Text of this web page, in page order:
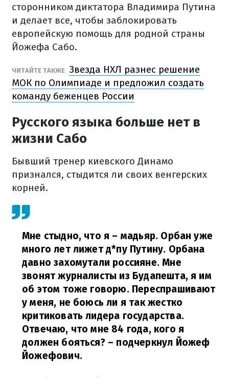
сторонником диктатора Владимира Путина
и делает все, чтобы заблокировать
европейскую помощь для родной страны
Йожефа Сабо.
ЧИТАЙТЕ ТАКЖЕ Звезда НХЛ разнес решение
МОК по Олимпиаде и предложил создать
команду беженцев России
Русского языка больше нет в
жизни Сабо
Бывший тренер киевского Динамо
признался, стыдится ли своих венгерских
корней.
Мне стыдно, что я – мадьяр. Орбан уже
много лет лижет д*пу Путину. Орбана
давно захомутали россияне. Мне
звонят журналисты из Будапешта, я им
об этом тоже говорю. Переспрашивают
у меня, не боюсь ли я так жестко
критиковать лидера государства.
Отвечаю, что мне 84 года, кого я
должен бояться? – подчеркнул Йожеф
Йожефович.